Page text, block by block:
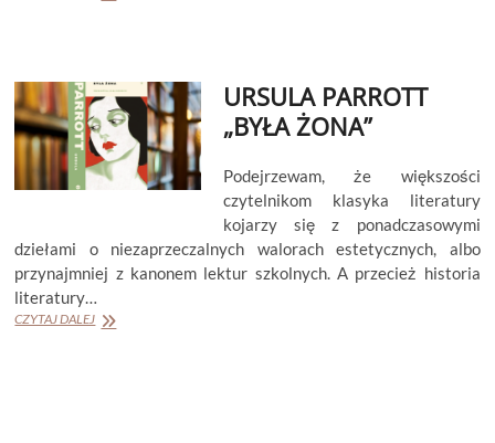
URSULA PARROTT
„BYŁA ŻONA”
Podejrzewam, że większości
czytelnikom klasyka literatury
kojarzy się z ponadczasowymi
dziełami o niezaprzeczalnych walorach estetycznych, albo
przynajmniej z kanonem lektur szkolnych. A przecież historia
literatury…
CZYTAJ DALEJURSULA